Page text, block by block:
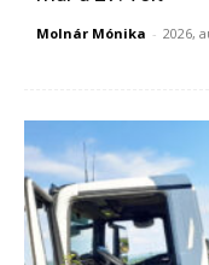
Molnár Mónika - 2026,